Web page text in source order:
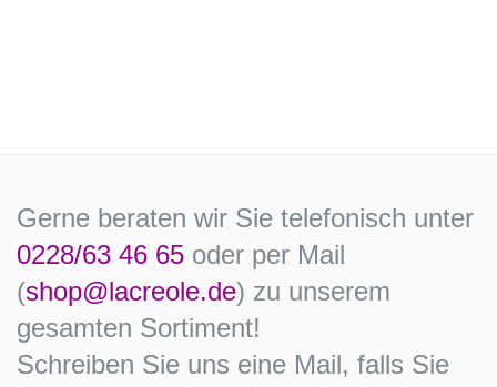
Gerne beraten wir Sie telefonisch unter
0228/63 46 65 oder per Mail
(shop@lacreole.de) zu unserem
gesamten Sortiment!
Schreiben Sie uns eine Mail, falls Sie